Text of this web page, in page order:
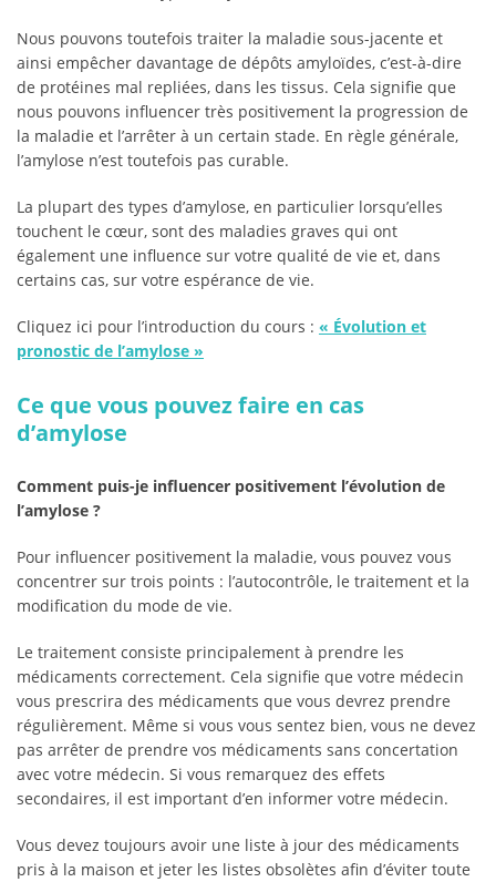
Nous pouvons toutefois traiter la maladie sous-jacente et
ainsi empêcher davantage de dépôts amyloïdes, c’est-à-dire
de protéines mal repliées, dans les tissus. Cela signifie que
nous pouvons influencer très positivement la progression de
la maladie et l’arrêter à un certain stade. En règle générale,
l’amylose n’est toutefois pas curable.
La plupart des types d’amylose, en particulier lorsqu’elles
touchent le cœur, sont des maladies graves qui ont
également une influence sur votre qualité de vie et, dans
certains cas, sur votre espérance de vie.
Cliquez ici pour l’introduction du cours : « Évolution et
pronostic de l’amylose »
Ce que vous pouvez faire en cas
d’amylose
Comment puis-je influencer positivement l’évolution de
l’amylose ?
Pour influencer positivement la maladie, vous pouvez vous
concentrer sur trois points : l’autocontrôle, le traitement et la
modification du mode de vie.
Le traitement consiste principalement à prendre les
médicaments correctement. Cela signifie que votre médecin
vous prescrira des médicaments que vous devrez prendre
régulièrement. Même si vous vous sentez bien, vous ne devez
pas arrêter de prendre vos médicaments sans concertation
avec votre médecin. Si vous remarquez des effets
secondaires, il est important d’en informer votre médecin.
Vous devez toujours avoir une liste à jour des médicaments
pris à la maison et jeter les listes obsolètes afin d’éviter toute